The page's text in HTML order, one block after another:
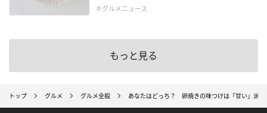
＃グルメニュース
もっと見る
トップ グルメ グルメ全般 あなたはどっち？ 卵焼きの味つけは「甘い」派